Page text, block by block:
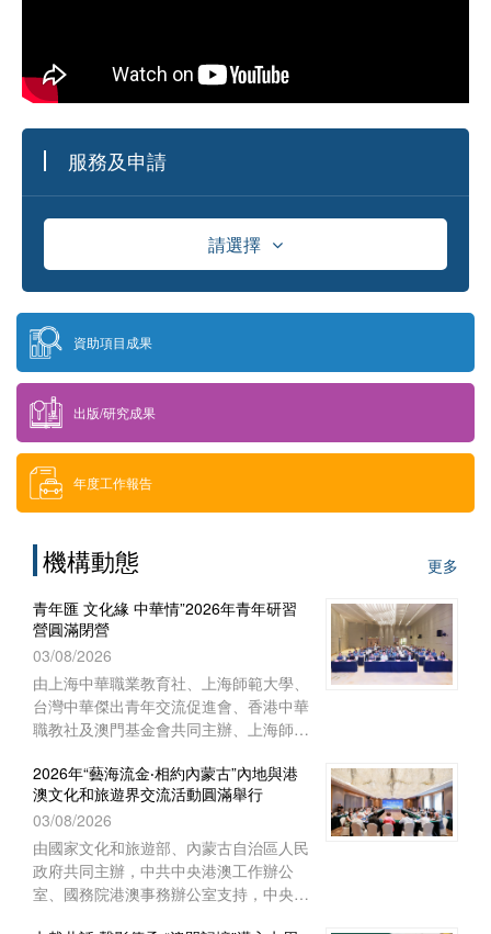
索取門票
招聘消息
營圓滿閉營
03/08/2026
由上海中華職業教育社、上海師範大學、
台灣中華傑出青年交流促進會、香港中華
職教社及澳門基金會共同主辦、上海師範
大學教育學院與聯合國教育科學文化組織
教師教育中心協辦的“青年匯 文化緣 中華
情”2026年青年研習營已於8月1日下午在
上海崇明如山酒店舉行閉營儀式。上海中
華職業教育社常務副主任、市政府參事胡
衛出席儀式並致辭。上海市崇明區海外聯
誼會副會長林豔華、台灣中華傑出青年交
流促進會理事長陳長風、上海崇明中華職
業教育社主任施志琴、上海中華職業技術
學院執行理事蔡奚芳等近100人出席活
動。
2026年“藝海流金‧相約內蒙古”內地與港
澳文化和旅遊界交流活動圓滿舉行
03/08/2026
由國家文化和旅遊部、內蒙古自治區人民
政府共同主辦，中共中央港澳工作辦公
室、國務院港澳事務辦公室支持，中央人
民政府駐澳門特別行政區聯絡辦公室宣傳
文體部、經濟部和澳門基金會等單位協辦
的2026年“藝海流金‧相約內蒙古”內地與
港澳文化和旅遊界交流活動，已於7月27
日至8月1日圓滿舉行。澳門組織了45位
文旅界代表赴內蒙古自治區參與活動，與
來自內地及香港的文旅界代表、專家學者
新篇。
七載共話 聲影傳承 “澳門記憶”邁入七周
年 攜手全城共築小城記憶
31/07/2026
由澳門基金會開展的“澳門記憶”文史網
（www.MacauMemory.mo）自2019年
推出以來，以“共建、分享、傳承”為理
梳理並活化澳門珍貴的歷史文化資源，建
構起承載小城歷史的大型文化資料庫。
“七載共話 聲影傳承”為主題，陸續推出一
系列涵蓋線上和線下的多元活動，誠邀市
民大眾共同參與，用不同視角與媒介，共
同編織與傳承屬於這座小城的集體記憶。
2026年“藝海流金．相約內蒙古”內地與港
澳文化和旅遊界交流活動開幕
由國家文化和旅遊部、內蒙古自治區人民
政府共同主辦，中共中央港澳工作辦公
室、國務院港澳事務辦公室支持的2026
年“藝海流金．相約內蒙古”內地與港澳文
化和旅遊界交流活動於7月28日在內蒙古
自治區鄂爾多斯市開幕。中央人民政府駐
經濟部和澳門基金會作為澳門協辦單位，
一共組織了45位澳門代表前往內蒙古自
治區出席活動。
“青年匯‧文化緣‧中華情”第十五屆台灣青
年研習營暨2026青年研習營 舉行開營儀
由中華職業教育社、上海中華職業教育
社、上海師範大學、香港中華職教社、澳
門基金會、台灣中華傑出青年交流促進會
共同主辦，上海師範大學教育學院與聯合
國教科文組織教師教育中心協辦之“青年
匯‧文化緣‧中華情——第十五屆台灣青年
澳基會出版物亮相第34屆全國圖書交易
博覽會 展現澳門文化底蘊